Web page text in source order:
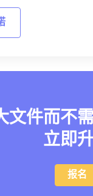
文件而不
立即
报名